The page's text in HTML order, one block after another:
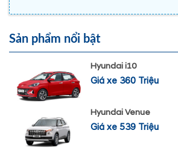
Sản phẩm nổi bật
Hyundai i10
Giá xe 360 Triệu
Hyundai Venue
Giá xe 539 Triệu